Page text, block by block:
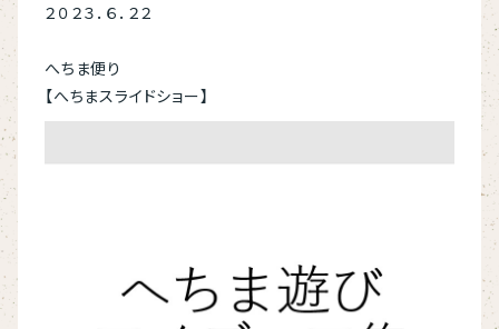
２０２３．６．２２
へちま便り
【へちまスライドショー】